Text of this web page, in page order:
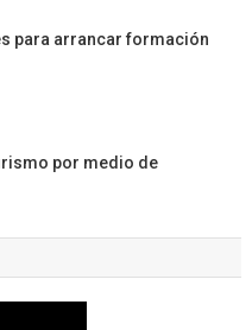
para arrancar formación
por medio de